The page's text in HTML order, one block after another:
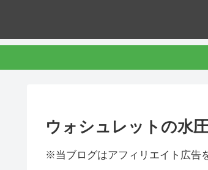
ウォシュレットの水
※当ブログはアフィリエイト広告